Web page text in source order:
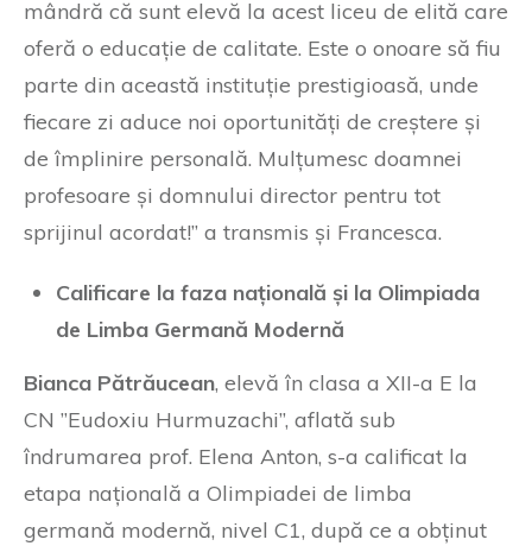
mândră că sunt elevă la acest liceu de elită care
oferă o educație de calitate. Este o onoare să fiu
parte din această instituție prestigioasă, unde
fiecare zi aduce noi oportunități de creștere și
de împlinire personală. Mulțumesc doamnei
profesoare și domnului director pentru tot
sprijinul acordat!” a transmis și Francesca.
Calificare la faza națională și la Olimpiada
de Limba Germană Modernă
Bianca Pătrăucean, elevă în clasa a XII-a E la
CN ”Eudoxiu Hurmuzachi”, aflată sub
îndrumarea prof. Elena Anton, s-a calificat la
etapa națională a Olimpiadei de limba
germană modernă, nivel C1, după ce a obținut